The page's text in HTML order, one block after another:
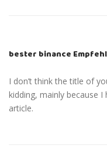
bester binance
I don’t think the title of
kidding, mainly because
article.